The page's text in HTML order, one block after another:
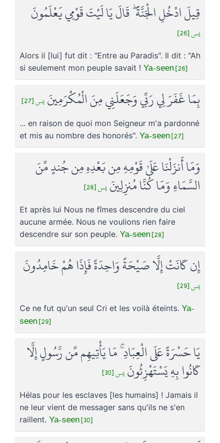
قِيلَ ادْخُلِ الْجَنَّةَ ۖ قَالَ يَا لَيْتَ قَوْمِي يَعْلَمُونَ
يس [26]
Alors il [lui] fut dit : "Entre au Paradis". Il dit : "Ah
si seulement mon peuple savait ! Ya-seen [26]
بِمَا غَفَرَ لِي رَبِّي وَجَعَلَنِي مِنَ الْمُكْرَمِينَ يس [27]
... en raison de quoi mon Seigneur m'a pardonné
et mis au nombre des honorés". Ya-seen [27]
وَمَا أَنزَلْنَا عَلَىٰ قَوْمِهِ مِن بَعْدِهِ مِن جُندٍ مِّنَ
السَّمَاءِ وَمَا كُنَّا مُنزِلِينَ يس [28]
Et après lui Nous ne fîmes descendre du ciel
aucune armée. Nous ne voulions rien faire
descendre sur son peuple. Ya-seen [28]
إِن كَانَتْ إِلَّا صَيْحَةً وَاحِدَةً فَإِذَا هُمْ خَامِدُونَ
يس [29]
Ce ne fut qu'un seul Cri et les voilà éteints. Ya-
seen [29]
يَا حَسْرَةً عَلَى الْعِبَادِ ۚ مَا يَأْتِيهِم مِّن رَّسُولٍ إِلَّا
كَانُوا بِهِ يَسْتَهْزِئُونَ يس [30]
Hélas pour les esclaves [les humains] ! Jamais il
ne leur vient de messager sans qu'ils ne s'en
raillent. Ya-seen [30]